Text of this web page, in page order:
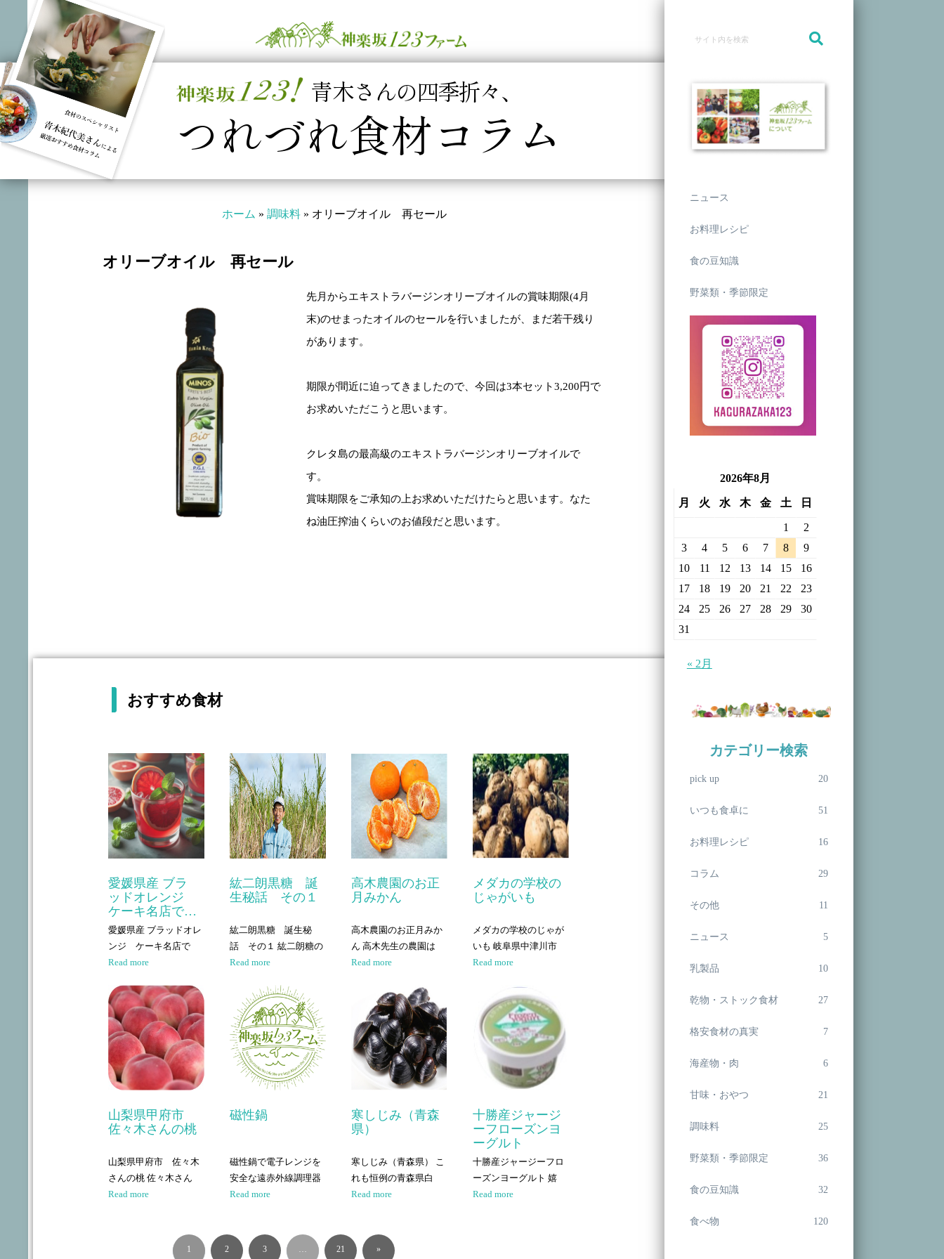
青木さんの四季折々、
つれづれ食材コラム
ホーム » 調味料 » オリーブオイル 再セール
オリーブオイル 再セール
先月からエキストラバージンオリーブオイルの賞味期限(4月
末)のせまったオイルのセールを行いましたが、まだ若干残り
があります。
期限が間近に迫ってきましたので、今回は3本セット3,200円で
お求めいただこうと思います。
クレタ島の最高級のエキストラバージンオリーブオイルで
す。
賞味期限をご承知の上お求めいただけたらと思います。なた
ね油圧搾油くらいのお値段だと思います。
おすすめ食材
愛媛県産 ブラ
ッドオレンジ
ケーキ名店で…
愛媛県産 ブラッドオレ
ンジ ケーキ名店で
Read more
山梨県甲府市
佐々木さんの桃
山梨県甲府市 佐々木
さんの桃 佐々木さん
Read more
紘二朗黒糖 誕
生秘話 その１
紘二朗黒糖 誕生秘
話 その１ 紘二朗糖の
Read more
磁性鍋
磁性鍋で電子レンジを
安全な遠赤外線調理器
Read more
高木農園のお正
月みかん
高木農園のお正月みか
ん 高木先生の農園は
Read more
寒しじみ（青森
県）
寒しじみ（青森県） こ
れも恒例の青森県白
Read more
メダカの学校の
じゃがいも
メダカの学校のじゃが
いも 岐阜県中津川市
Read more
十勝産ジャージ
ーフローズンヨ
ーグルト
十勝産ジャージーフロ
ーズンヨーグルト 嬉
Read more
1 2 3 … 21 »
ニュース
お料理レシピ
食の豆知識
野菜類・季節限定
2026年8月
月 火 水 木 金 土 日
1
2
3
4 5 6 7 8
9
10
11 12 13 14 15
16
17
18 19 20 21 22
23
24
25 26 27 28 29
30
31
« 2月
カテゴリー検索
pick up 20
いつも食卓に 51
お料理レシピ 16
コラム 29
その他 11
ニュース 5
乳製品 10
乾物・ストック食材 27
格安食材の真実 7
海産物・肉 6
甘味・おやつ 21
調味料 25
野菜類・季節限定 36
食の豆知識 32
食べ物 120